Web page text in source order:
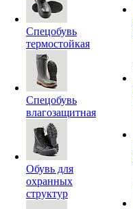
Спецобувь
термостойкая
Спецобувь
влагозащитная
Обувь для
охранных
структур